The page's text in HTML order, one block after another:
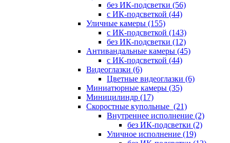
без ИК-подсветки (56)
с ИК-подсветкой (44)
Уличные камеры (155)
с ИК-подсветкой (143)
без ИК-подсветки (12)
Антивандальные камеры (45)
с ИК-подсветкой (44)
Видеоглазки (6)
Цветные видеоглазки (6)
Миниатюрные камеры (35)
Миницилиндр (17)
Скоростные купольные (21)
Внутреннее исполнение (2)
без ИК-подсветки (2)
Уличное исполнение (19)